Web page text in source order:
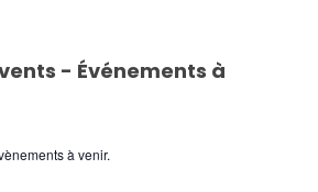
- Événements à
à venir.